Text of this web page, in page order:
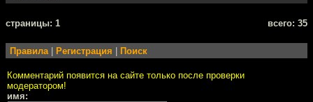
cтраницы: 1 всего: 35
Правила Регистрация Поиск
Комментарий появится на сайте только после проверки
модератором!
имя: